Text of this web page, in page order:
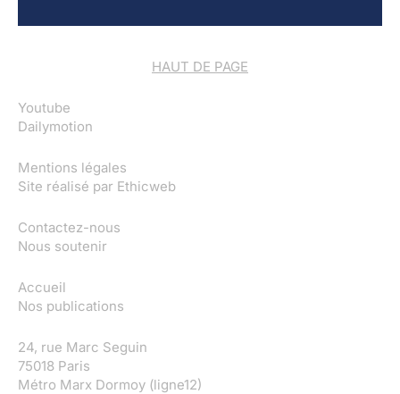
HAUT DE PAGE
Youtube
Dailymotion
Mentions légales
Site réalisé par Ethicweb
Contactez-nous
Nous soutenir
Accueil
Nos publications
24, rue Marc Seguin
75018 Paris
Métro Marx Dormoy (ligne12)